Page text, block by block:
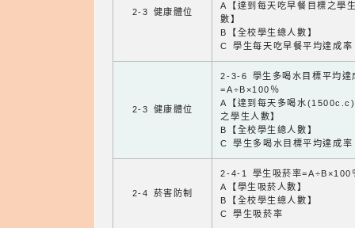
2-3 健康體位
A【達到每天吃早餐目標之學
數】
B【全校學生總人數】
C 學生每天吃早餐平均達成率
2-3 健康體位
2-3-6 學生多喝水目標平均達
=A÷B×100％
A【達到每天多喝水
之學生人數】
B【全校學生總人數】
C 學生多喝水目標平均達成率
2-4 菸害防制
2-4-1 學生吸菸率=A÷B×100
A【學生吸菸人數】
B【全校學生總人數】
C 學生吸菸率